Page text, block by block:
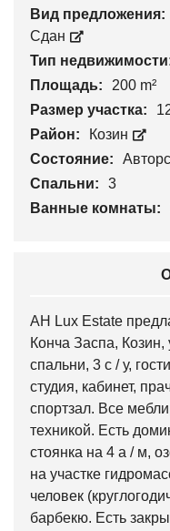
Вид предложения:
Сдан
Тип
Площадь:
200 m²
Размер участка:
Район:
Козин
Состояние:
Спальни:
3
Ванные комнаты:
АН Lux Estate
Конча Заспа,
спальни, 3 с / у,
студия, кабинет,
спортзал. Все
техникой. Есть
стоянка на 4 а / м,
на участке
человек
барбекю. Есть